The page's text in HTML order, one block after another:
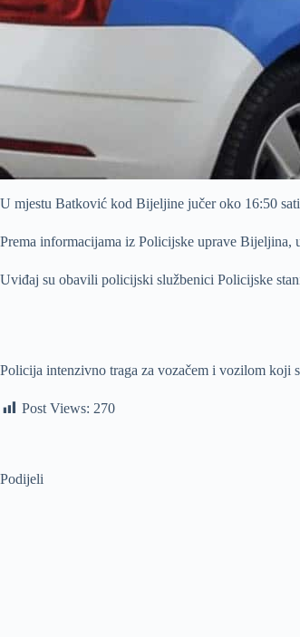
U mjestu Batković kod Bijeljine jučer oko 16:50 sati
Prema informacijama iz Policijske uprave Bijeljina,
Uviđaj su obavili policijski službenici Policijske
Policija intenzivno traga za vozačem i vozilom koji
Post Views: 270
Podijeli